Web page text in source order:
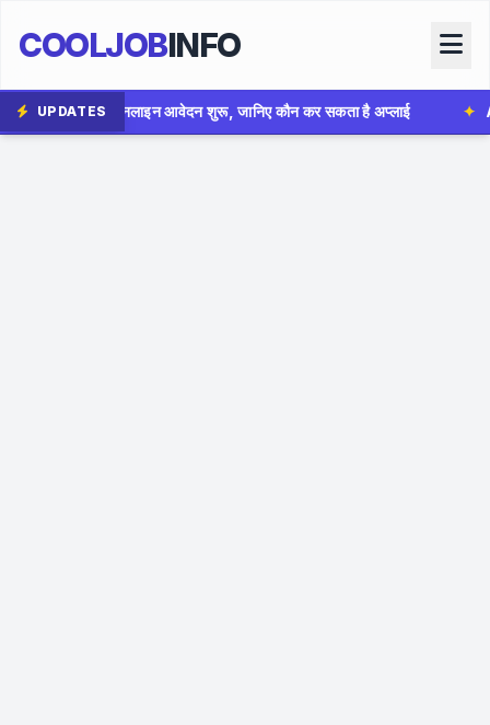
COOLJOBINFO
UPDATES
शुरू, जानिए कौन कर सकता है अप्लाई ✦ AIIMS Bhopal Group